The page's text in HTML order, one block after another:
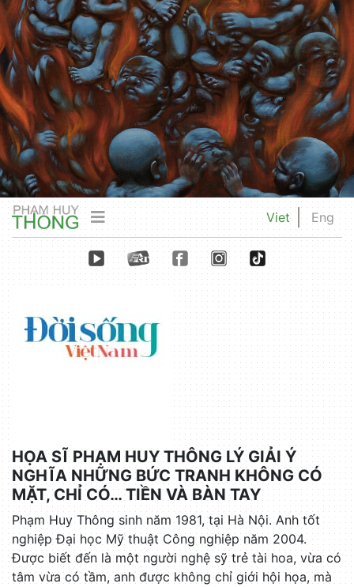
Viet Eng
HỌA SĨ PHẠM HUY THÔNG LÝ GIẢI Ý
NGHĨA NHỮNG BỨC TRANH KHÔNG CÓ
MẶT, CHỈ CÓ… TIỀN VÀ BÀN TAY
Phạm Huy Thông sinh năm 1981, tại Hà Nội. Anh tốt
nghiệp Đại học Mỹ thuật Công nghiệp năm 2004.
Được biết đến là một người nghệ sỹ trẻ tài hoa, vừa có
tâm vừa có tầm, anh được không chỉ giới hội họa, mà